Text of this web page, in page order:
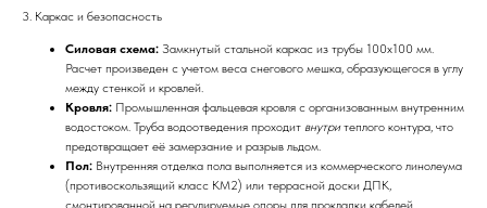
3. Каркас и безопасность
Силовая схема: Замкнутый стальной каркас из трубы 100х100 мм.
Расчет произведен с учетом веса снегового мешка, образующегося в углу
между стенкой и кровлей.
Кровля: Промышленная фальцевая кровля с организованным внутренним
водостоком. Труба водоотведения проходит внутритеплого контура, что
предотвращает её замерзание и разрыв льдом.
Пол: Внутренняя отделка пола выполняется из коммерческого линолеума
(противоскользящий класс КМ2) или террасной доски ДПК,
смонтированной на регулируемые опоры для прокладки кабелей